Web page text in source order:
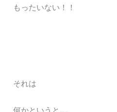
もったいない！！
それは
何かというと…